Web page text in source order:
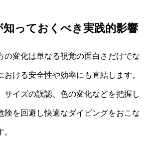
知っておくべき実践的影響
の変化は単なる視覚の面白さだけでな
おける安全性や効率にも直結します。
サイズの誤認、色の変化などを把握し
険を回避し快適なダイビングをおこな